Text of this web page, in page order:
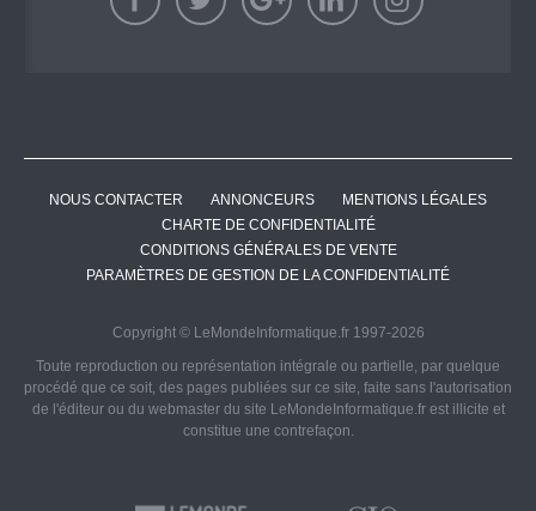
NOUS CONTACTER ANNONCEURS
MENTIONS LÉGALES
CHARTE DE CONFIDENTIALITÉ
CONDITIONS GÉNÉRALES DE VENTE
PARAMÈTRES DE GESTION DE LA CONFIDENTIALITÉ
Copyright © LeMondeInformatique.fr 1997-2026
Toute reproduction ou représentation intégrale ou partielle, par quelque
procédé que ce soit, des pages publiées sur ce site, faite sans l'autorisation
de l'éditeur ou du webmaster du site LeMondeInformatique.fr est illicite et
constitue une contrefaçon.